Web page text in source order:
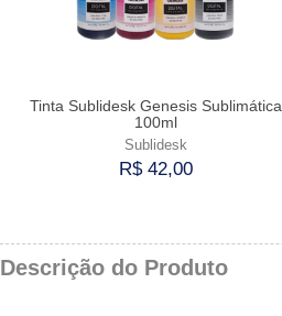
Tinta Sublidesk Genesis Sublimática
100ml
Sublidesk
R$ 42,00
Descrição do Produto